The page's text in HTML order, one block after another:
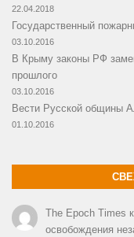
22.04.2018
Государственный
03.10.2016
В Крыму законы РФ
прошлого
03.10.2016
Вести Русской общины
01.10.2016
The Epoch Times к
освобождения